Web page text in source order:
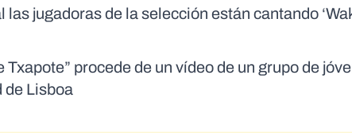
jugadoras de la selección están cantando
Txapote” procede de un vídeo de un grupo de
de Lisboa